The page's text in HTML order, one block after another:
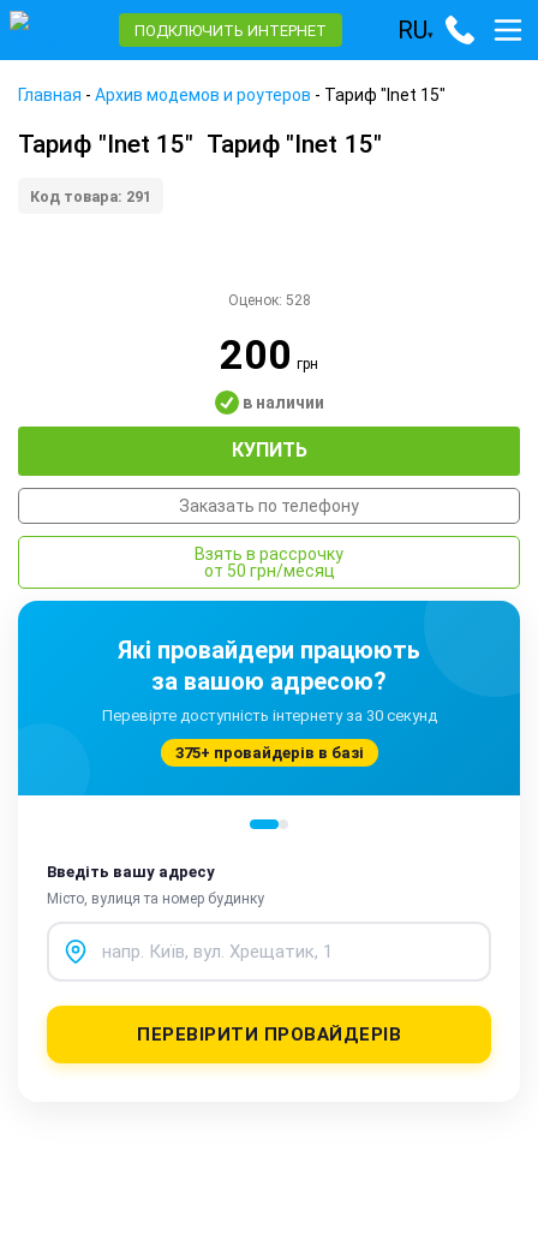
ПОДКЛЮЧИТЬ ИНТЕРНЕТ RU▾
Главная - Архив модемов и роутеров - Тариф "Inet 15"
Тариф "Inet 15" Тариф "Inet 15"
Код товара: 291
Оценок: 528
200грн
в наличии
КУПИТЬ
Заказать по телефону
Взять в рассрочку
от 50 грн/месяц
Які провайдери працюють
за вашою адресою?
Перевірте доступність інтернету за 30 секунд
375+ провайдерів в базі
Введіть вашу адресу
Місто, вулиця та номер будинку
ПЕРЕВІРИТИ ПРОВАЙДЕРІВ